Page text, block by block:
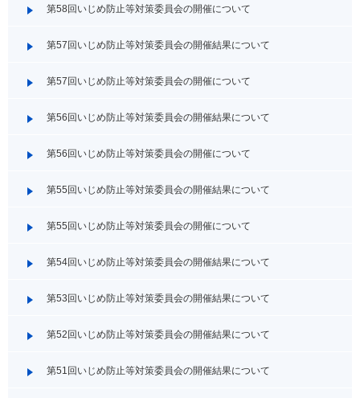
第58回いじめ防止等対策委員会の開催について
第57回いじめ防止等対策委員会の開催結果について
第57回いじめ防止等対策委員会の開催について
第56回いじめ防止等対策委員会の開催結果について
第56回いじめ防止等対策委員会の開催について
第55回いじめ防止等対策委員会の開催結果について
第55回いじめ防止等対策委員会の開催について
第54回いじめ防止等対策委員会の開催結果について
第53回いじめ防止等対策委員会の開催結果について
第52回いじめ防止等対策委員会の開催結果について
第51回いじめ防止等対策委員会の開催結果について